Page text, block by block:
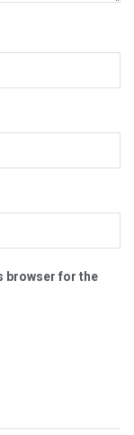
browser for the